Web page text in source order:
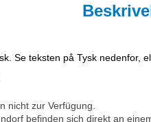
Se teksten på Tysk nedenfor,
nicht zur Verfügung.
befinden sich direkt an